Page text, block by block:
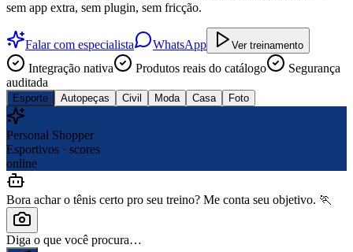
sem app extra, sem plugin, sem fricção.
Falar com especialista WhatsApp Ver treinamento
Integração nativa Produtos reais do catálogo
Segurança
auditada
Esporte Autopeças Civil Moda Casa Foto
Personal Shopper
Esportivos · scores
online
Bora achar o tênis certo pro seu treino? Me conta seu objetivo. 🏃
Diga o que você procura…